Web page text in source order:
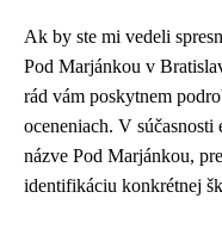
Ak by ste mi vedeli
Pod Marjánkou v
rád vám poskytnem
oceneniach. V
názve Pod Marjánkou,
identifikáciu konkrétnej